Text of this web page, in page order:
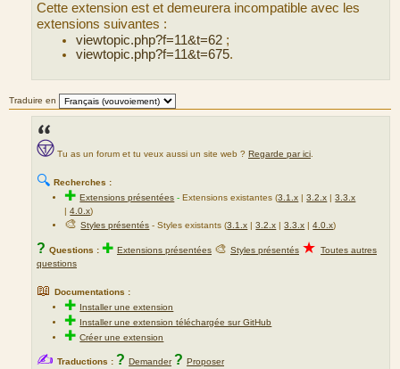
Cette extension est et demeurera incompatible avec les
extensions suivantes :
viewtopic.php?f=11&t=62 ;
viewtopic.php?f=11&t=675.
Traduire en
Tu as un forum et tu veux aussi un site web ? Regarde par ici.
🔍 Recherches :
✚Extensions présentées - Extensions existantes (3.1.x |3.2.x |3.3.x
|4.0.x)
🎨Styles présentés - Styles existants (3.1.x |3.2.x |3.3.x |4.0.x)
? Questions : ✚ Extensions présentées 🎨 Styles présentés ★ Toutes autres
questions
📖 Documentations :
✚ Installer une extension
✚ Installer une extension téléchargée sur GitHub
✚Créer une extension
✍ Traductions : ? Demander ? Proposer